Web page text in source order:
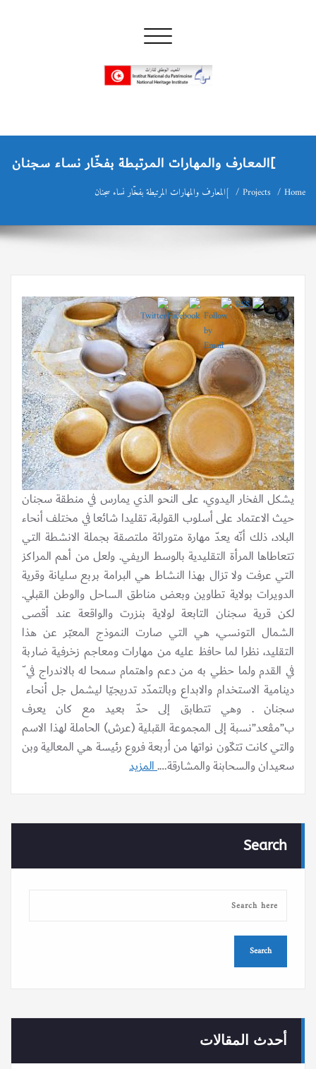
Toggle navigation
]المعارف والمهارات المرتبطة بفخّار نساء سجنان
Home
Projects ]المعارف والمهارات المرتبطة بفخّار نساء سجنان
يشكل الفخار اليدوي، على النحو الذي يمارس في منطقة سجنان
حيث الاعتماد على أسلوب القولبة، تقليدا شائعا في مختلف أنحاء
البلاد، ذلك أنّه يعدّ مهارة متوراثة ملتصقة بجملة الانشطة التي
تتعاطاها المرأة التقليدية بالوسط الريفي. ولعل من أهم المراكز
التي عرفت ولا تزال بهذا النشاط هي البرامة بربع سليانة وقرية
الدويرات بولاية تطاوين وبعض مناطق الساحل والوطن القبلي.
لكن قرية سجنان التابعة لولاية بنزرت والواقعة عند أقصى
الشمال التونسي، هي التي صارت النموذج المعبّر عن هذا
التقليد، نظرا لما حافظ عليه من مهارات ومعاجم زخرفية ضاربة
في القدم ولما حظي به من دعم واهتمام سمحا له بالاندراج في ّ
دينامية الاستخدام والابداع وبالتمدّد تدريجيّا ليشمل جل أنحاء
سجنان . وهي تتطابق إلى حدّ بعيد مع كان يعرف
ب”مڤعد”نسبة إلى المجموعة القبلية (عرش) الحاملة لهذا الاسم
والتي كانت تتكّون نواتها من أربعة فروع رئيسة هي المعالية وبن
سعيدان والسحابنة والمشارقة….المزيد
Search
أحدث المقالات